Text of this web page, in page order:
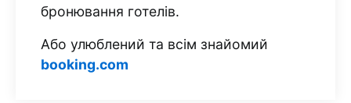
бронювання готелів.
Або улюблений та всім знайомий
booking.com